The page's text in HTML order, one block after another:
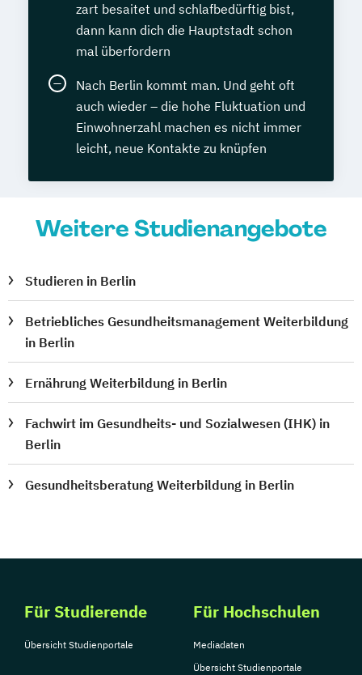
zart besaitet und schlafbedürftig bist,
dann kann dich die Hauptstadt schon
mal überfordern
Nach Berlin kommt man. Und geht oft
auch wieder – die hohe Fluktuation und
Einwohnerzahl machen es nicht immer
leicht, neue Kontakte zu knüpfen
Weitere Studienangebote
Studieren in Berlin
Betriebliches Gesundheitsmanagement Weiterbildung
in Berlin
Ernährung Weiterbildung in Berlin
Fachwirt im Gesundheits- und Sozialwesen (IHK) in
Berlin
Gesundheitsberatung Weiterbildung in Berlin
Für Studierende
Übersicht Studienportale
Für Hochschulen
Mediadaten
Übersicht Studienportale